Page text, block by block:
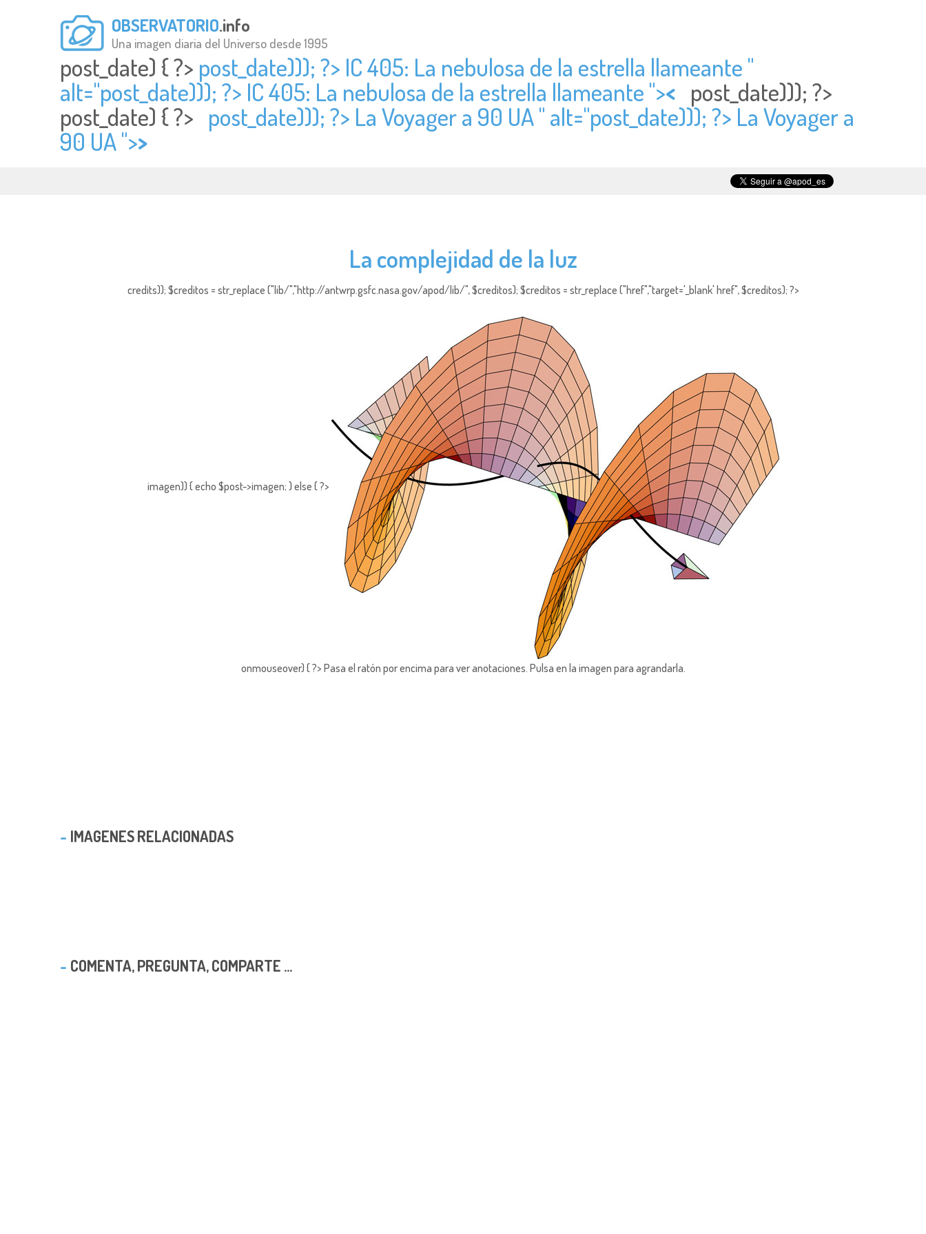
OBSERVATORIO.info
Una imagen diaria del Universo desde 1995
post_date) { ?> post_date))); ?> IC 405: La nebulosa de la estrella llameante "
alt="post_date))); ?> IC 405: La nebulosa de la estrella llameante ">< post_date))); ?>
post_date) { ?> post_date))); ?> La Voyager a 90 UA " alt="post_date))); ?> La Voyager a
90 UA ">>
La complejidad de la luz
credits)); $creditos = str_replace ("lib/","http://antwrp.gsfc.nasa.gov/apod/lib/", $creditos); $creditos = str_replace ("href","target='_blank' href", $creditos); ?>
imagen)) { echo $post->imagen; } else { ?>
onmouseover) { ?> Pasa el ratón por encima para ver anotaciones. Pulsa en la imagen para agrandarla.
IMAGENES RELACIONADAS
COMENTA, PREGUNTA, COMPARTE ...